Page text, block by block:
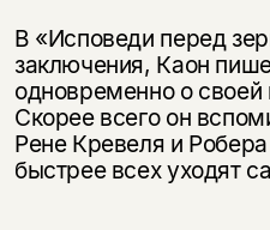
В «Исповеди перед
заключения, Каон
одновременно о своей
Скорее всего он
Рене Кревеля и
быстрее всех уходят